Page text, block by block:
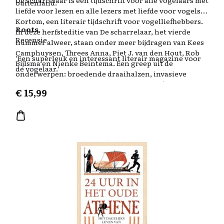
buitenland.
liefde voor lezen en alle lezers met liefde voor vogels.
Kortom, een literair tijdschrift voor vogelliefhebbers.
In deze herfsteditie van De scharrelaar, het vierde
nummer alweer, staan onder meer bijdragen van Kees
Camphuysen, Threes Anna, Piet J. van den Hout, Rob
Bijlsma en Nienke Beintema. Een greep uit de
onderwerpen: broedende draaihalzen, invasieve
fotografen, zeearenden, wilde eenden én (jawel, dat
zijn ook vogels) kippen. De illustraties, als altijd in
Roots
Recensie
‘Een superleuk en interessant literair magazine voor
de vogelaar.’
€ 15,99